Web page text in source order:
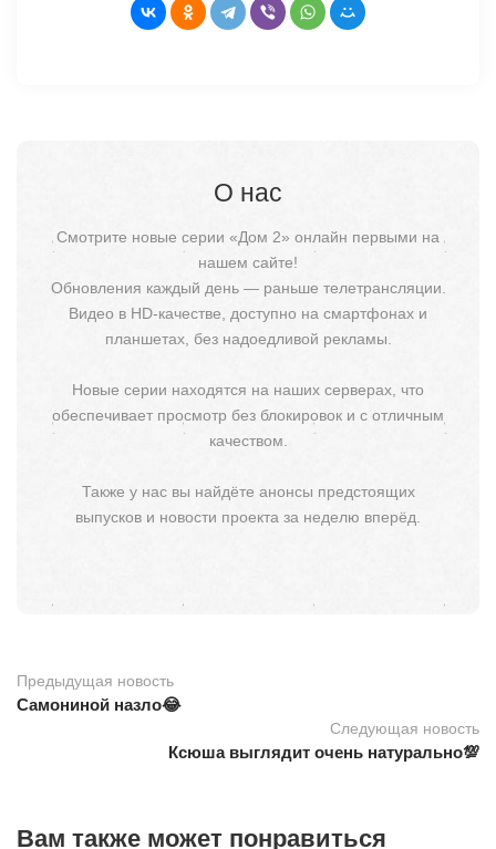
О нас
Смотрите новые серии «Дом 2» онлайн первыми на
нашем сайте!
Обновления каждый день — раньше телетрансляции.
Видео в HD-качестве, доступно на смартфонах и
планшетах, без надоедливой рекламы.
Новые серии находятся на наших серверах, что
обеспечивает просмотр без блокировок и с отличным
качеством.
Также у нас вы найдёте анонсы предстоящих
выпусков и новости проекта за неделю вперёд.
Предыдущая новость
Самониной назло😂
Следующая новость
Ксюша выглядит очень натурально💯
Вам также может понравиться